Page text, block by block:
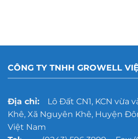
hơn?
rỉ
cho
xưởng
mô
lớn
CÔNG TY TNHH GROWELL
Địa chỉ:Lô Đất CN1, KCN vừa
Khê, Xã Nguyên Khê, Huyện
Việt Nam